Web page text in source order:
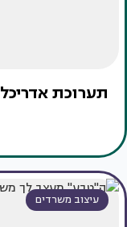
תערוכת
עיצוב משרדים